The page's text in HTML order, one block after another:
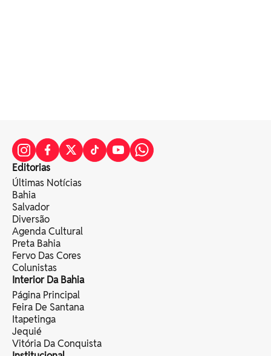
Editorias
Últimas Notícias
Bahia
Salvador
Diversão
Agenda Cultural
Preta Bahia
Fervo Das Cores
Colunistas
Interior Da Bahia
Página Principal
Feira De Santana
Itapetinga
Jequié
Vitória Da Conquista